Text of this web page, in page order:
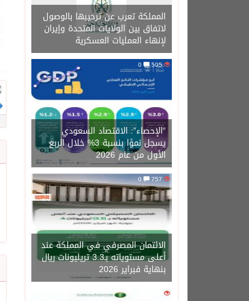
المملكة تعرب عن ترحيبها بالوصول
لاتفاق بين الولايات المتحدة وإيران
لإنهاء العمليات العسكرية
505
“الإحصاء”: الاقتصاد السعودي
يسجل نموًا بنسبة 3% خلال الربع
الأول من عام 2026
757
0
الائتمان المصرفي في المملكة عند
أعلى مستوياته بـ3.3 تريليونات ريال
بنهاية فبراير 2026
1450